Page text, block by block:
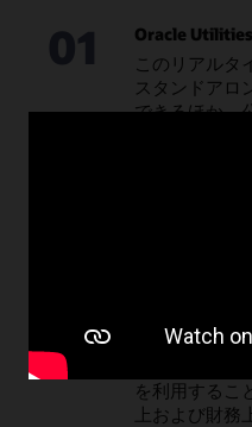
01 Oracle
このリアルタ
スタンドアロ
できるほか、
02
公益事業者向
を利用するこ
上および財務